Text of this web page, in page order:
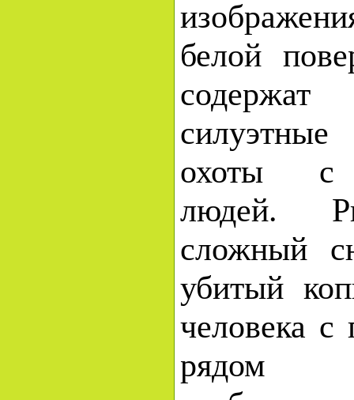
белой
охоты с
людей.
сложный
убитый
человека с
рядом